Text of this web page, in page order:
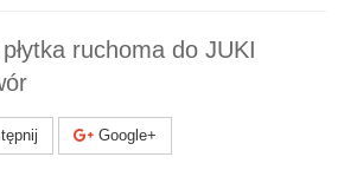
ruchoma do JUKI
Google+